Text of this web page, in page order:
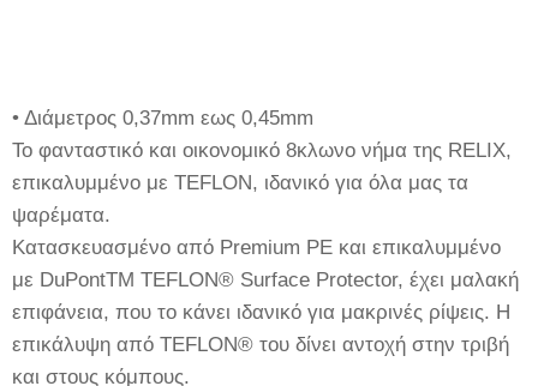
• Διάμετρος 0,37mm εως 0,45mm
Το φανταστικό και οικονομικό 8κλωνο νήμα της RELIX,
επικαλυμμένο με TEFLON, ιδανικό για όλα μας τα
ψαρέματα.
Κατασκευασμένο από Premium PE και επικαλυμμένο
με DuPontTM TEFLON® Surface Protector, έχει μαλακή
επιφάνεια, που το κάνει ιδανικό για μακρινές ρίψεις. Η
επικάλυψη από TEFLON® του δίνει αντοχή στην τριβή
και στους κόμπους.